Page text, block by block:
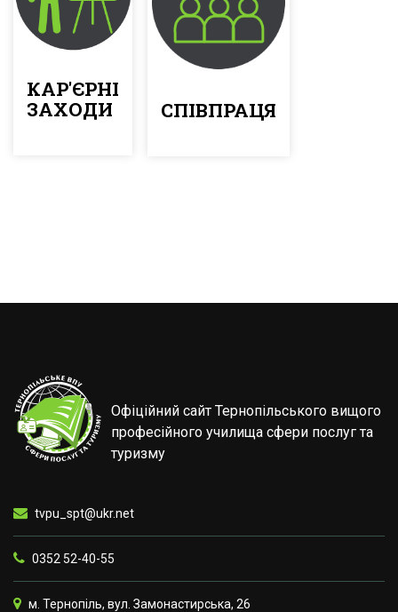
КАР'ЄРНІ
ЗАХОДИ
СПІВПРАЦЯ
Офіційний сайт Тернопільського вищого
професійного училища сфери послуг та
туризму
tvpu_spt@ukr.net
0352 52-40-55
м. Тернопіль, вул. Замонастирська, 26